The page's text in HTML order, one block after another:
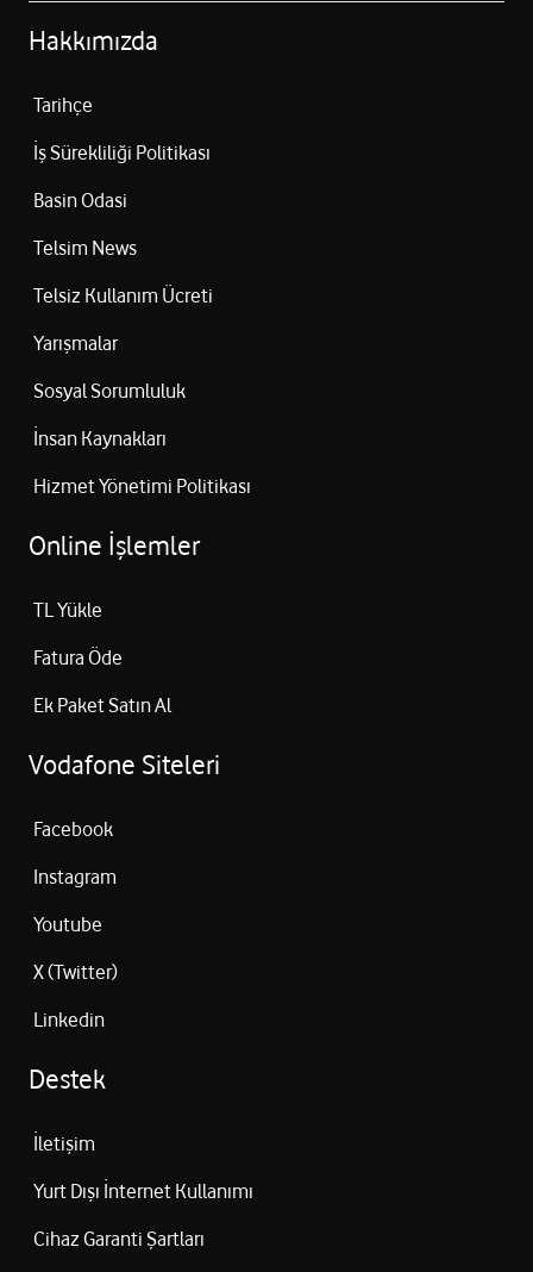
Hakkımızda
Tarihçe
İş Sürekliliği Politikası
Basin Odasi
Telsim News
Telsiz Kullanım Ücreti
Yarışmalar
Sosyal Sorumluluk
İnsan Kaynakları
Hizmet Yönetimi Politikası
Online İşlemler
TL Yükle
Fatura Öde
Ek Paket Satın Al
Vodafone Siteleri
Facebook
Instagram
Youtube
X (Twitter)
Linkedin
Destek
İletişim
Yurt Dışı İnternet Kullanımı
Cihaz Garanti Şartları